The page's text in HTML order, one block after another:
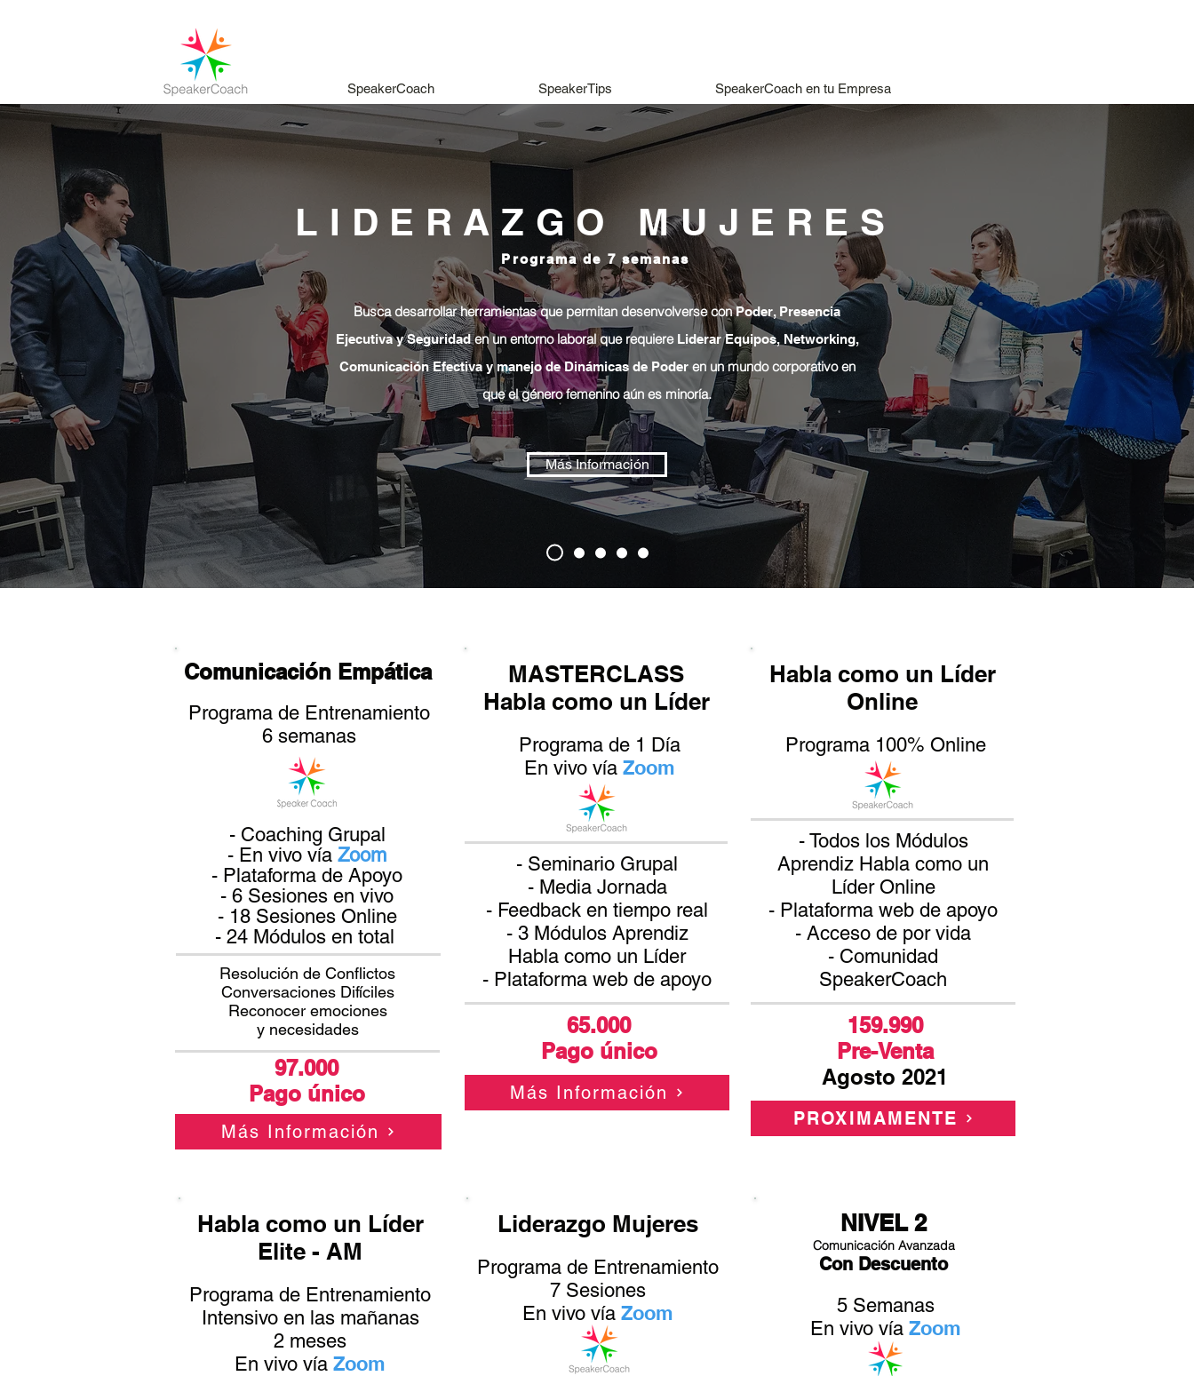
SpeakerCoach SpeakerTips SpeakerCoach en tu Empresa
LIDERAZGO MUJERES
Programa de 7 semanas
Busca desarrollar herramientas que permitan desenvolverse conPoder, Presencia
Ejecutiva y Seguridaden un entorno laboral que requiere Liderar Equipos, Networking,
Comunicación Efectiva y manejo de Dinámicas de Poder en un mundo corporativo en
que el género femenino aún es minoría.
Más Información
Comunicación Empática
Programa de Entrenamiento
6 semanas
- Coaching Grupal
- En vivo vía Zoom
- Plataforma de Apoyo
- 6 Sesiones en vivo
- 18 Sesiones Online
- 24 Módulos en total ​
Resolución de Conflictos
Conversaciones Difíciles
Reconocer emociones
y necesidades
97.000
Pago único
Más Información
MASTERCLASS
Habla como un Líder
Programa de 1 Día
En vivo vía Zoom
- Seminario Grupal
- Media Jornada
- Feedback en tiempo real
- 3 Módulos Aprendiz​
Habla como un Líder
- Plataforma web de apoyo
65.000
Pago único
Más Información
Habla como un Líder
Online
Programa 100% Online
- Todos los Módulos
Aprendiz​ Habla como un
Líder Online
- Plataforma web de apoyo
- Acceso de por vida
- Comunidad
SpeakerCoach
159.990
Pre-Venta
Agosto 2021
PROXIMAMENTE
Habla como un Líder
Elite - AM
Programa de Entrenamiento
Intensivo en las mañanas
2 meses
En vivo vía Zoom
Liderazgo Mujeres
Programa de Entrenamiento
7 Sesiones
En vivo vía Zoom
NIVEL 2
Comunicación Avanzada
Con Descuento
5 Semanas
En vivo vía Zoom